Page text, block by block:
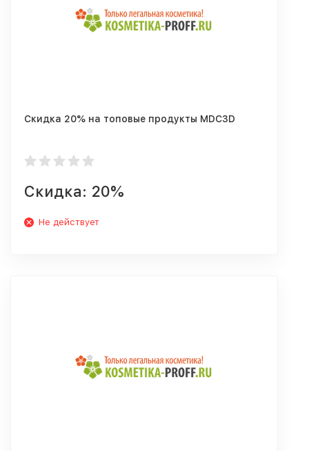
Скидка 20% на топовые продукты MDC3D
Скидка: 20%
Не действует